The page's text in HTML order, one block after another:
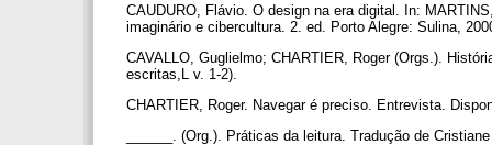
CAUDURO, Flávio. O design na era digital. In:
imaginário e cibercultura. 2. ed. Porto Alegre: Sulina,
CAVALLO, Guglielmo; CHARTIER, Roger (Orgs.).
escritas,L v. 1-2).
CHARTIER, Roger. Navegar é preciso. Entrevista.
______. (Org.). Práticas da leitura. Tradução de